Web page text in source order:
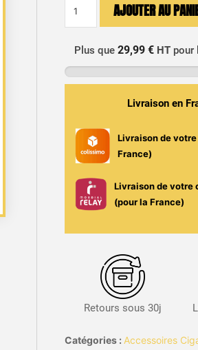
GS
Air-
M
AJOUTER AU
Plus que29,99 € HT pour
Livraison en
Livraison de
France)
Livraison de votre
(pour la France)
Retours sous 30j
Catégories : Accessoires